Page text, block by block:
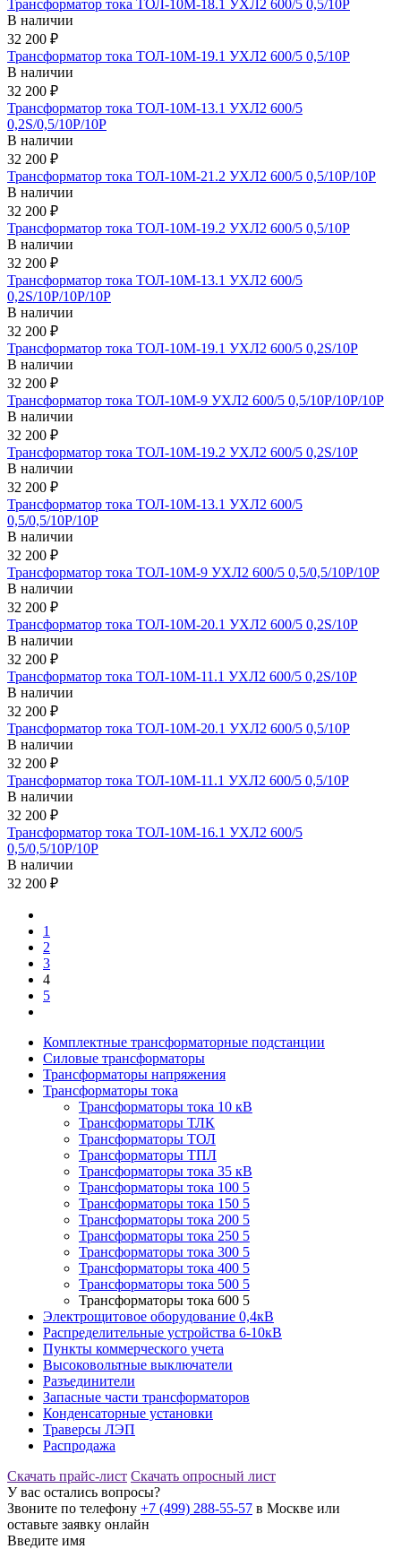
Трансформатор тока ТОЛ-10М-18.1 УХЛ2 600/5 0,5/10Р
В наличии
32 200 ₽
Трансформатор тока ТОЛ-10М-19.1 УХЛ2 600/5 0,5/10Р
В наличии
32 200 ₽
Трансформатор тока ТОЛ-10М-13.1 УХЛ2 600/5
0,2S/0,5/10Р/10Р
В наличии
32 200 ₽
Трансформатор тока ТОЛ-10М-21.2 УХЛ2 600/5 0,5/10Р/10Р
В наличии
32 200 ₽
Трансформатор тока ТОЛ-10М-19.2 УХЛ2 600/5 0,5/10Р
В наличии
32 200 ₽
Трансформатор тока ТОЛ-10М-13.1 УХЛ2 600/5
0,2S/10Р/10Р/10Р
В наличии
32 200 ₽
Трансформатор тока ТОЛ-10М-19.1 УХЛ2 600/5 0,2S/10Р
В наличии
32 200 ₽
Трансформатор тока ТОЛ-10М-9 УХЛ2 600/5 0,5/10Р/10Р/10Р
В наличии
32 200 ₽
Трансформатор тока ТОЛ-10М-19.2 УХЛ2 600/5 0,2S/10Р
В наличии
32 200 ₽
Трансформатор тока ТОЛ-10М-13.1 УХЛ2 600/5
0,5/0,5/10Р/10Р
В наличии
32 200 ₽
Трансформатор тока ТОЛ-10М-9 УХЛ2 600/5 0,5/0,5/10Р/10Р
В наличии
32 200 ₽
Трансформатор тока ТОЛ-10М-20.1 УХЛ2 600/5 0,2S/10Р
В наличии
32 200 ₽
Трансформатор тока ТОЛ-10М-11.1 УХЛ2 600/5 0,2S/10Р
В наличии
32 200 ₽
Трансформатор тока ТОЛ-10М-20.1 УХЛ2 600/5 0,5/10Р
В наличии
32 200 ₽
Трансформатор тока ТОЛ-10М-11.1 УХЛ2 600/5 0,5/10Р
В наличии
32 200 ₽
Трансформатор тока ТОЛ-10М-16.1 УХЛ2 600/5
0,5/0,5/10Р/10Р
В наличии
32 200 ₽
1
2
3
4
5
Комплектные трансформаторные подстанции
Силовые трансформаторы
Трансформаторы напряжения
Трансформаторы тока
Трансформаторы тока 10 кВ
Трансформаторы ТЛК
Трансформаторы ТОЛ
Трансформаторы ТПЛ
Трансформаторы тока 35 кВ
Трансформаторы тока 100 5
Трансформаторы тока 150 5
Трансформаторы тока 200 5
Трансформаторы тока 250 5
Трансформаторы тока 300 5
Трансформаторы тока 400 5
Трансформаторы тока 500 5
Трансформаторы тока 600 5
Электрощитовое оборудование 0,4кВ
Распределительные устройства 6-10кВ
Пункты коммерческого учета
Высоковольтные выключатели
Разъединители
Запасные части трансформаторов
Конденсаторные установки
Траверсы ЛЭП
Распродажа
Скачать прайс-лист Скачать опросный лист
У вас остались вопросы?
Звоните по телефону +7 (499) 288-55-57 в Москве или
оставьте заявку онлайн
Введите имя